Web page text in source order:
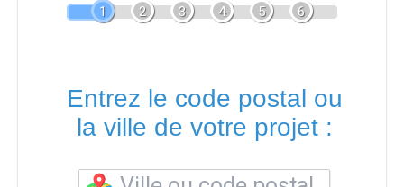
1 2 3 4 5 6
Entrez le code postal ou
la ville de votre projet :